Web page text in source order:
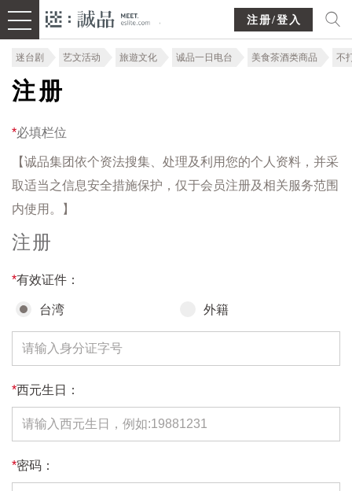
注册/登入
迷台剧 艺文活动 旅遊文化 诚品一日电台 美食茶酒类商品 不
注册
*必填栏位
【诚品集团依个资法搜集、处理及利用您的个人资料，并采
取适当之信息安全措施保护，仅于会员注册及相关服务范围
内使用。】
注册
*有效证件：
台湾 外籍
*西元生日：
*密码：